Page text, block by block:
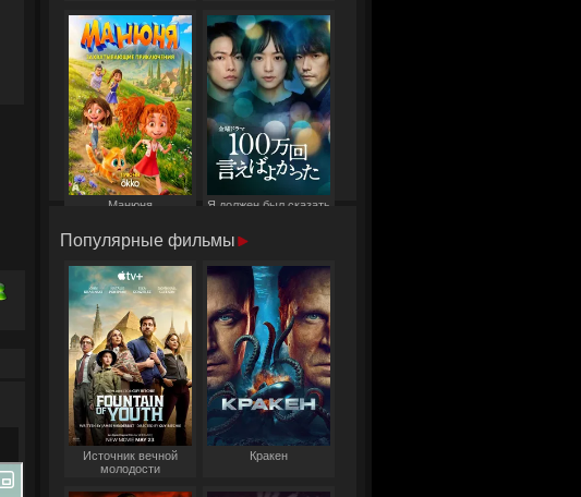
Манюня
Я должен был сказать
Популярные фильмы
Источник вечной
молодости
Кракен